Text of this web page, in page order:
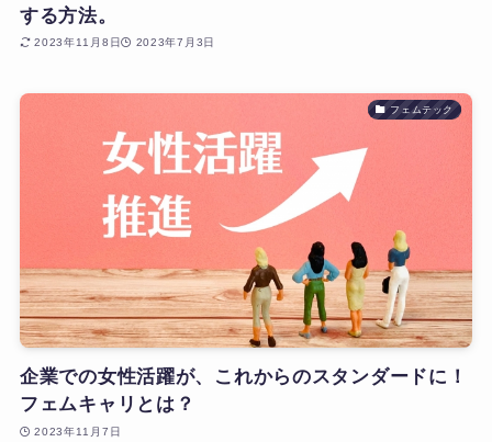
する方法。
2023年11月8日 2023年7月3日
フェムテック
企業での女性活躍が、これからのスタンダードに！​
フェムキャリとは？
2023年11月7日